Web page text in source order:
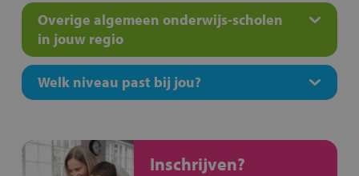
Overige algemeen onderwijs-scholen
in jouw regio
Welk niveau past bij jou?
Inschrijven?